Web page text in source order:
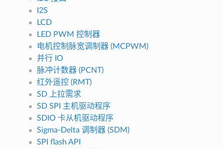
I2S
LCD
LED PWM 控制器
电机控制脉宽调制器 (MCPWM)
并行 IO
脉冲计数器 (PCNT)
红外遥控 (RMT)
SD 上拉需求
SD SPI 主机驱动程序
SDIO 卡从机驱动程序
Sigma-Delta 调制器 (SDM)
SPI flash API